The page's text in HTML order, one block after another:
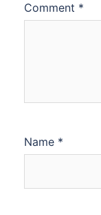
Comment *
Name *